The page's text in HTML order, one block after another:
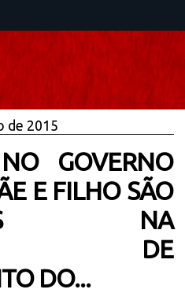
de 2015
GOVERNO
E FILHO SÃO
NA
DE
DO...